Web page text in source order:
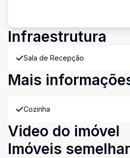
Infraestrutura
Sala de Recepção
Mais
Cozinha
Video do imóvel
Imóveis